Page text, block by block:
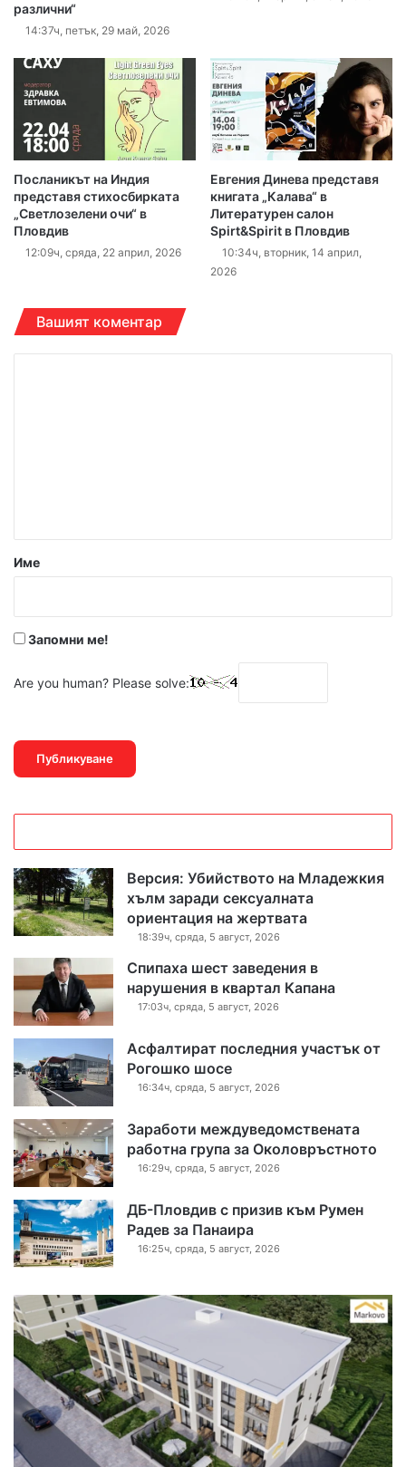
различни“
14:37ч, петък, 29 май, 2026
Посланикът на Индия
представя стихосбирката
„Светлозелени очи“ в
Пловдив
12:09ч, сряда, 22 април, 2026
Евгения Динева представя
книгата „Калава“ в
Литературен салон
Spirt&Spirit в Пловдив
10:34ч, вторник, 14 април,
2026
Вашият коментар
р
Име
Запомни ме!
Are you human? Please solve:
Версия: Убийството на Младежкия
хълм заради сексуалната
ориентация на жертвата
18:39ч, сряда, 5 август, 2026
Спипаха шест заведения в
нарушения в квартал Капана
17:03ч, сряда, 5 август, 2026
Асфалтират последния участък от
Рогошко шосе
16:34ч, сряда, 5 август, 2026
Заработи междуведомствената
работна група за Околовръстното
16:29ч, сряда, 5 август, 2026
ДБ-Пловдив с призив към Румен
Радев за Панаира
16:25ч, сряда, 5 август, 2026